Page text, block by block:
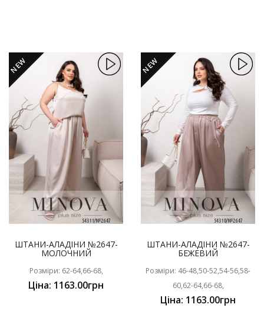
NEW
ШТАНИ-АЛАДІНИ №2647-
МОЛОЧНИЙ
Розміри: 62-64,66-68,
Ціна: 1163.00грн
NEW
ШТАНИ-АЛАДІНИ №2647-
БЕЖЕВИЙ
Розміри: 46-48,50-52,54-56,58-
60,62-64,66-68,
Ціна: 1163.00грн